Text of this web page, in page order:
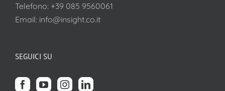
Telefono: +39 085 9560061
Email: info@insight.co.it
SEGUICI SU